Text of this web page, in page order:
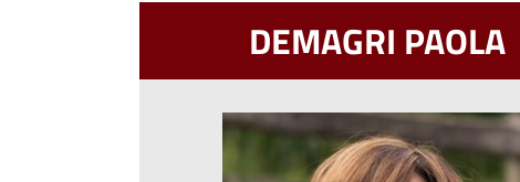
DEMAGRI PAOLA